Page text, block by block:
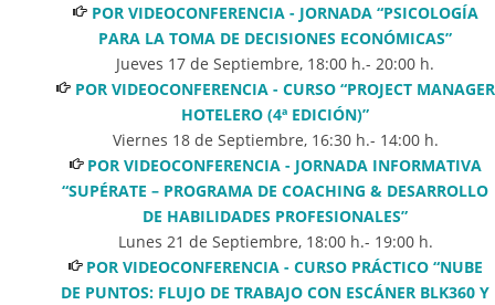
POR VIDEOCONFERENCIA - JORNADA “PSICOLOGÍA
PARA LA TOMA DE DECISIONES ECONÓMICAS”
Jueves 17 de Septiembre, 18:00 h.- 20:00 h.
POR VIDEOCONFERENCIA - CURSO “PROJECT MANAGER
HOTELERO (4ª EDICIÓN)”
Viernes 18 de Septiembre, 16:30h.- 14:00h.
POR VIDEOCONFERENCIA - JORNADA INFORMATIVA
“SUPÉRATE – PROGRAMA DE COACHING & DESARROLLO
DE HABILIDADES PROFESIONALES”
Lunes 21 de Septiembre, 18:00h.- 19:00h.
POR VIDEOCONFERENCIA - CURSO PRÁCTICO “NUBE
DE PUNTOS: FLUJO DE TRABAJO CON ESCÁNER BLK360 Y